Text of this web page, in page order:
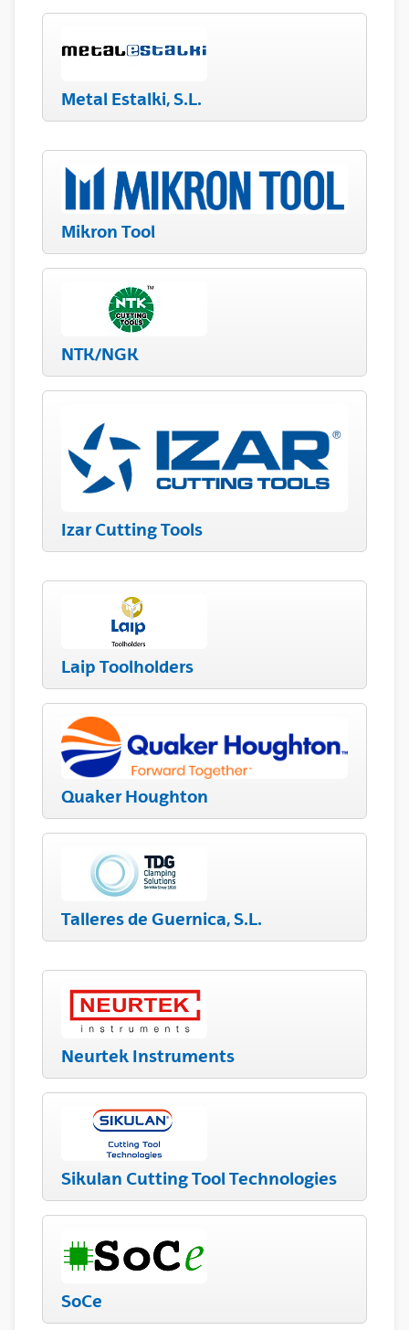
Metal Estalki, S.L.
Mikron Tool
NTK/NGK
Izar Cutting Tools
Laip Toolholders
Quaker Houghton
Talleres de Guernica, S.L.
Neurtek Instruments
Sikulan Cutting Tool Technologies
SoCe